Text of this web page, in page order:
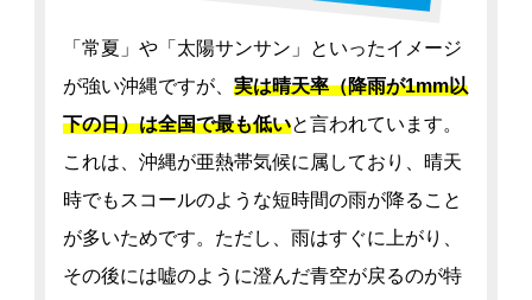
「常夏」や「太陽サンサン」といったイメージ
が強い沖縄ですが、 実は晴天率（降雨が1mm以
下の日）は全国で最も低いと言われています。
これは、沖縄が亜熱帯気候に属しており、晴天
時でもスコールのような短時間の雨が降ること
が多いためです。ただし、雨はすぐに上がり、
その後には嘘のように澄んだ青空が戻るのが特